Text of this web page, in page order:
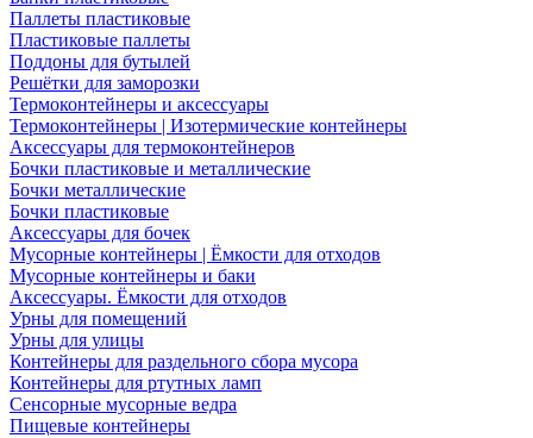
Паллеты пластиковые
Пластиковые паллеты
Поддоны для бутылей
Решётки для заморозки
Термоконтейнеры и аксессуары
Термоконтейнеры | Изотермические контейнеры
Аксессуары для термоконтейнеров
Бочки пластиковые и металлические
Бочки металлические
Бочки пластиковые
Аксессуары для бочек
Мусорные контейнеры | Ёмкости для отходов
Мусорные контейнеры и баки
Аксессуары. Ёмкости для отходов
Урны для помещений
Урны для улицы
Контейнеры для раздельного сбора мусора
Контейнеры для ртутных ламп
Сенсорные мусорные ведра
Пищевые контейнеры